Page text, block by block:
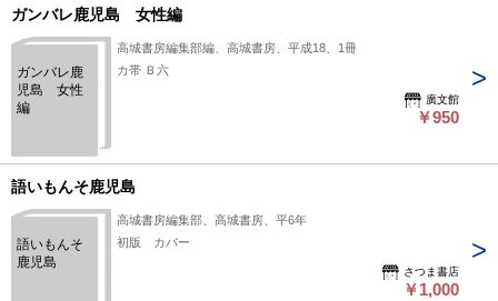
ガンバレ鹿児島 女性編
ガンバレ鹿
児島 女性
編
高城書房編集部編、高城書房、平成18、1冊
カ帯 Ｂ六
廣文館
￥950
語いもんそ鹿児島
語いもんそ
鹿児島
高城書房編集部、高城書房、平6年
初版 カバー
さつま書店
￥1,000